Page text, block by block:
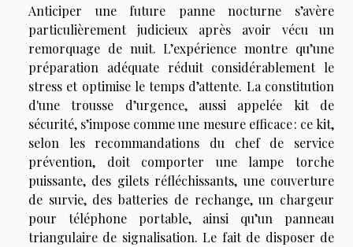
Anticiper une future panne nocturne s’avère
particulièrement judicieux après avoir vécu un
remorquage de nuit. L’expérience montre qu’une
préparation adéquate réduit considérablement le
stress et optimise le temps d’attente. La constitution
d'une trousse d’urgence, aussi appelée kit de
sécurité, s’impose comme une mesure efficace : ce kit,
selon les recommandations du chef de service
prévention, doit comporter une lampe torche
puissante, des gilets réfléchissants, une couverture
de survie, des batteries de rechange, un chargeur
pour téléphone portable, ainsi qu’un panneau
triangulaire de signalisation. Le fait de disposer de